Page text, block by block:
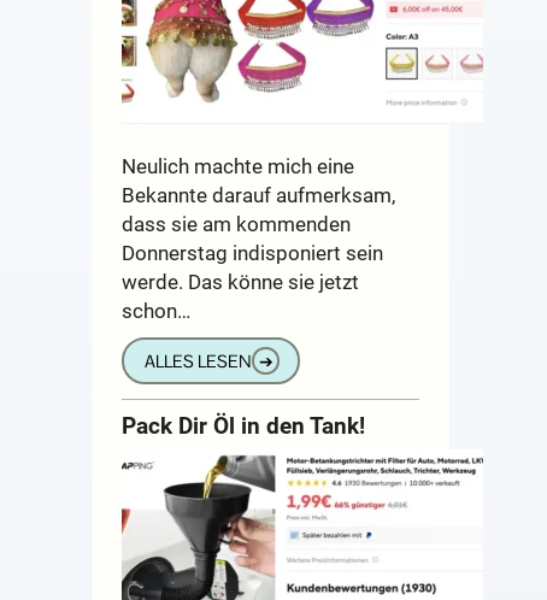
Neulich machte mich eine
Bekannte darauf aufmerksam,
dass sie am kommenden
Donnerstag indisponiert sein
werde. Das könne sie jetzt
schon…
ALLES LESEN ➔
Pack Dir Öl in den Tank!